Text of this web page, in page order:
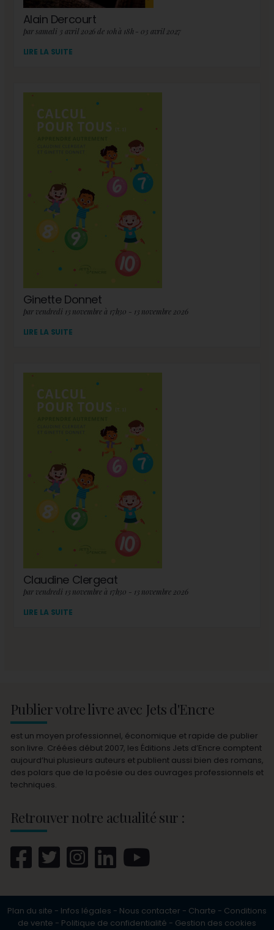
Alain Dercourt
par samedi 3 avril 2026 de 10h à 18h - 03 avril 2027
LIRE LA SUITE
Ginette Donnet
par vendredi 13 novembre à 17h30 - 13 novembre 2026
LIRE LA SUITE
Claudine Clergeat
par vendredi 13 novembre à 17h30 - 13 novembre 2026
LIRE LA SUITE
Publier votre livre avec Jets d'Encre
est un moyen professionnel, économique et rapide de publier
son livre. Créées début 2007, les Éditions Jets d’Encre comptent
aujourd’hui plusieurs auteurs et publient aussi bien des romans,
des polars que de la poésie ou des ouvrages professionnels et
techniques.
Retrouver notre actualité sur :
Plan du site - Infos légales - Nous contacter - Charte - Conditions
de vente - Politique de confidentialité - Gestion des cookies